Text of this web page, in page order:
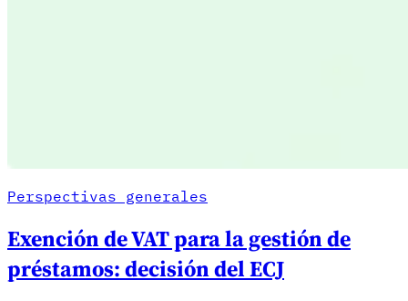
Perspectivas generales
Exención de VAT para la gestión de
préstamos: decisión del ECJ